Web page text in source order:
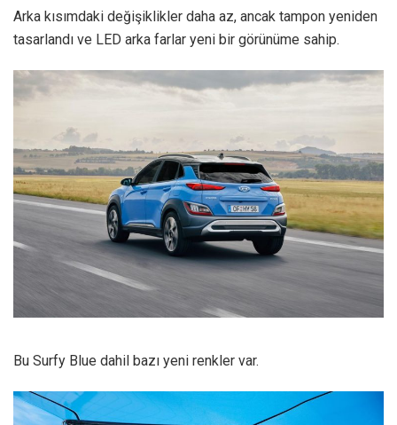
Arka kısımdaki değişiklikler daha az, ancak tampon yeniden
tasarlandı ve LED arka farlar yeni bir görünüme sahip.
Bu Surfy Blue dahil bazı yeni renkler var.